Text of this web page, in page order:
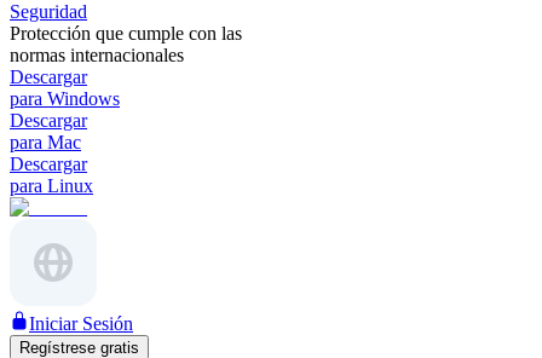
Seguridad
Protección que cumple con las
normas internacionales
Descargar
para Windows
Descargar
para Mac
Descargar
para Linux
Iniciar Sesión
Regístrese gratis